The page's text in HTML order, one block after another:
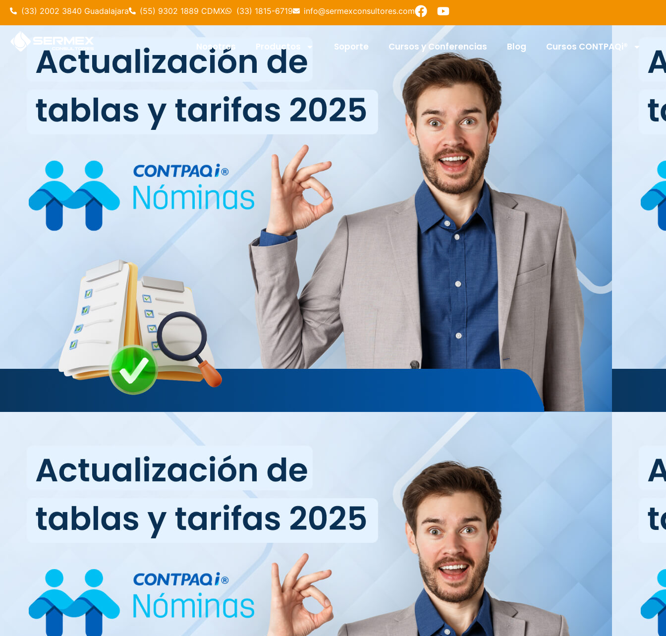
(33) 2002 3840 Guadalajara (55) 9302 1889 CDMX (33) 1815-6719 info@sermexconsultores.com
Nosotros Productos Soporte Cursos y Conferencias Blog Cursos CONTPAQi®